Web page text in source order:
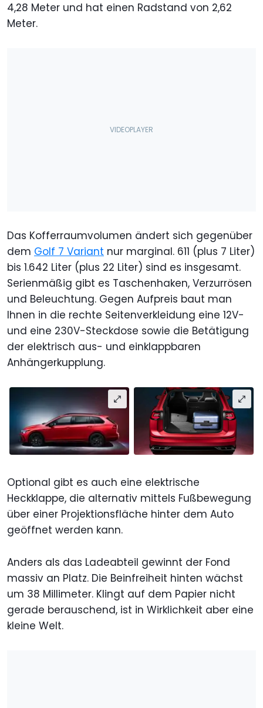
4,28 Meter und hat einen Radstand von 2,62
Meter.
Das Kofferraumvolumen ändert sich gegenüber
dem Golf 7 Variant nur marginal. 611 (plus 7 Liter)
bis 1.642 Liter (plus 22 Liter) sind es insgesamt.
Serienmäßig gibt es Taschenhaken, Verzurrösen
und Beleuchtung. Gegen Aufpreis baut man
Ihnen in die rechte Seitenverkleidung eine 12V-
und eine 230V-Steckdose sowie die Betätigung
der elektrisch aus- und einklappbaren
Anhängerkupplung.
Optional gibt es auch eine elektrische
Heckklappe, die alternativ mittels Fußbewegung
über einer Projektionsfläche hinter dem Auto
geöffnet werden kann.
Anders als das Ladeabteil gewinnt der Fond
massiv an Platz. Die Beinfreiheit hinten wächst
um 38 Millimeter. Klingt auf dem Papier nicht
gerade berauschend, ist in Wirklichkeit aber eine
kleine Welt.